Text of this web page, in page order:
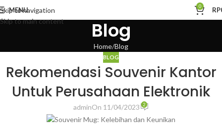
Skip to navigation
Skip to main content
MENU 0 RP
Blog
Home Blog
BLOG
Rekomendasi Souvenir Kantor
Untuk Perusahaan Elektronik
adminOn 11/04/2023 2